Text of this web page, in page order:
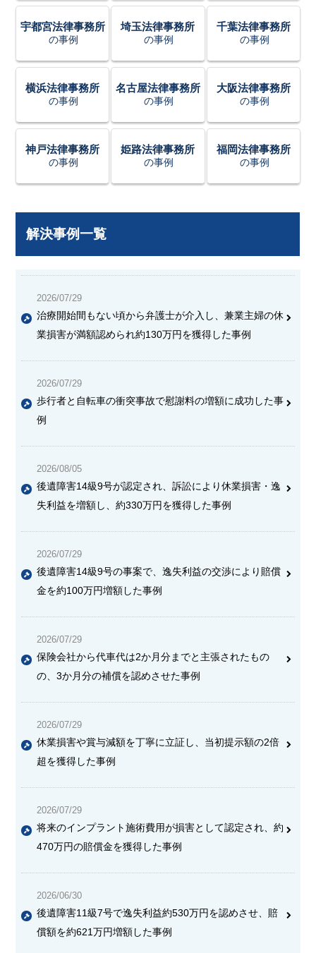
宇都宮法律事務所
の事例
埼玉法律事務所
の事例
千葉法律事務所
の事例
横浜法律事務所
の事例
名古屋法律事務所
の事例
大阪法律事務所
の事例
神戸法律事務所
の事例
姫路法律事務所
の事例
福岡法律事務所
の事例
解決事例一覧
2026/07/29
治療開始間もない頃から弁護士が介入し、兼業主婦の休
業損害が満額認められ約130万円を獲得した事例
2026/07/29
歩行者と自転車の衝突事故で慰謝料の増額に成功した事
例
2026/08/05
後遺障害14級9号が認定され、訴訟により休業損害・逸
失利益を増額し、約330万円を獲得した事例
2026/07/29
後遺障害14級9号の事案で、逸失利益の交渉により賠償
金を約100万円増額した事例
2026/07/29
保険会社から代車代は2か月分までと主張されたもの
の、3か月分の補償を認めさせた事例
2026/07/29
休業損害や賞与減額を丁寧に立証し、当初提示額の2倍
超を獲得した事例
2026/07/29
将来のインプラント施術費用が損害として認定され、約
470万円の賠償金を獲得した事例
2026/06/30
後遺障害11級7号で逸失利益約530万円を認めさせ、賠
償額を約621万円増額した事例